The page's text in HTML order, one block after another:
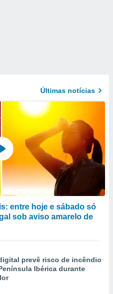
Últimas notícias
entre hoje e sábado só
sob aviso amarelo de
prevê risco de incêndio
Ibérica durante